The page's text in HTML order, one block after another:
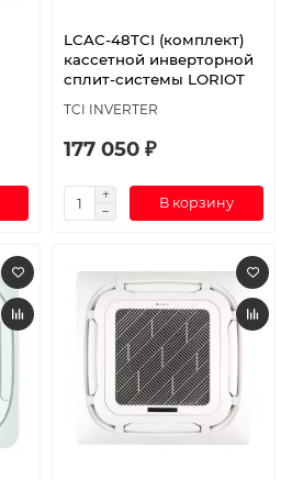
LСAC-48TСI (комплект)
кассетной инверторной
сплит-системы LORIOT
TCI INVERTER
177 050 ₽
В корзину